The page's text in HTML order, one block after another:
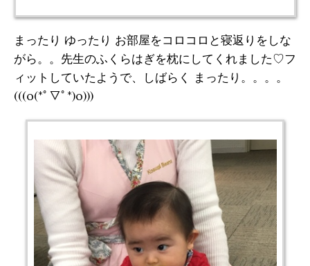
まったり ゆったり お部屋をコロコロと寝返りをしな
がら。。先生のふくらはぎを枕にしてくれました♡フ
ィットしていたようで、しばらく まったり。。。。
(((o(*ﾟ▽ﾟ*)o)))